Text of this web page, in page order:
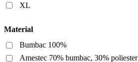
XL
Material
Bumbac 100%
Amestec 70% bumbac, 30% poliester